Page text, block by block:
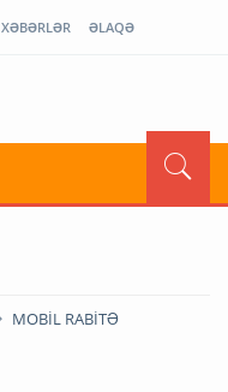
XƏBƏRLƏR ƏLAQƏ
MOBİL RABİTƏ